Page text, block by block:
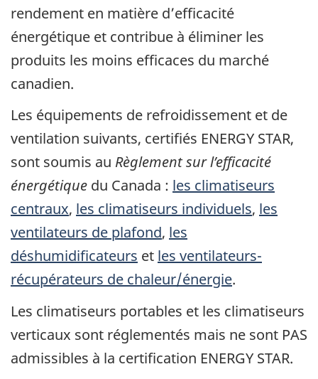
rendement en matière d’efficacité
énergétique et contribue à éliminer les
produits les moins efficaces du marché
canadien.
Les équipements de refroidissement et de
ventilation suivants, certifiés ENERGY STAR,
sont soumis au Règlement sur l’efficacité
énergétique du Canada : les climatiseurs
centraux, les climatiseurs individuels, les
ventilateurs de plafond, les
déshumidificateurs et les ventilateurs-
récupérateurs de chaleur/énergie.
Les climatiseurs portables et les climatiseurs
verticaux sont réglementés mais ne sont PAS
admissibles à la certification ENERGY STAR.